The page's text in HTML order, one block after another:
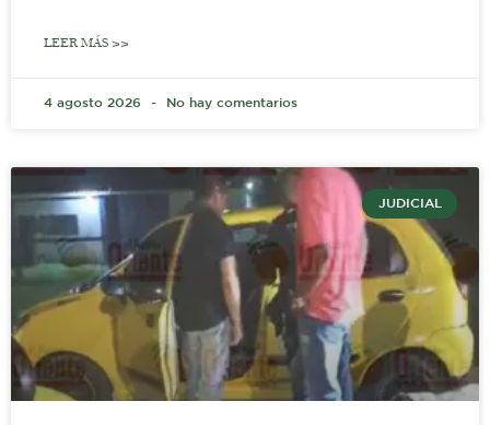
LEER MÁS >>
4 agosto 2026 No hay comentarios
JUDICIAL